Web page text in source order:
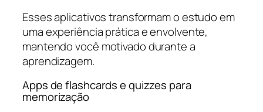
Esses aplicativos transformam o estudo em
uma experiência prática e envolvente,
mantendo você motivado durante a
aprendizagem.
Apps de flashcards e quizzes para
memorização